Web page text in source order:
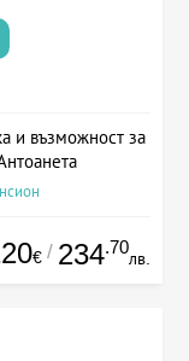
и възможност за
€ / 234.70
лв.